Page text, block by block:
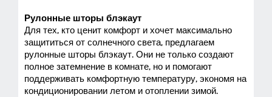
Рулонные шторы блэкаут
Для тех, кто ценит комфорт и хочет максимально
защититься от солнечного света, предлагаем
рулонные шторы блэкаут. Они не только создают
полное затемнение в комнате, но и помогают
поддерживать комфортную температуру, экономя на
кондиционировании летом и отоплении зимой.